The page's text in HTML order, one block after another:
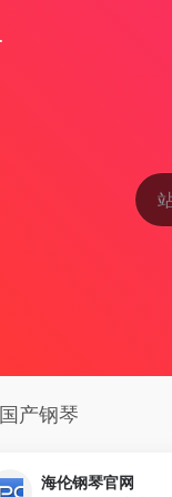
国产钢琴
海伦钢琴官网